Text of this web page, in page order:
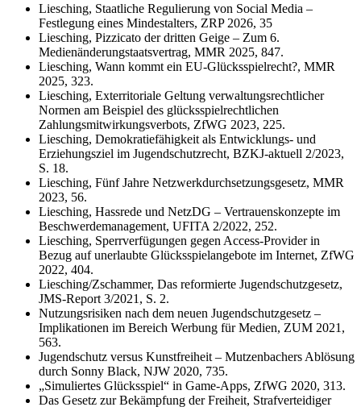
Liesching, Staatliche Regulierung von Social Media –
Festlegung eines Mindestalters, ZRP 2026, 35
Liesching, Pizzicato der dritten Geige – Zum 6.
Medienänderungstaatsvertrag, MMR 2025, 847.
Liesching, Wann kommt ein EU-Glücksspielrecht?, MMR
2025, 323.
Liesching, Exterritoriale Geltung verwaltungsrechtlicher
Normen am Beispiel des glücksspielrechtlichen
Zahlungsmitwirkungsverbots, ZfWG 2023, 225.
Liesching, Demokratiefähigkeit als Entwicklungs- und
Erziehungsziel im Jugendschutzrecht, BZKJ-aktuell 2/2023,
S. 18.
Liesching, Fünf Jahre Netzwerkdurchsetzungsgesetz, MMR
2023, 56.
Liesching, Hassrede und NetzDG – Vertrauenskonzepte im
Beschwerdemanagement, UFITA 2/2022, 252.
Liesching, Sperrverfügungen gegen Access-Provider in
Bezug auf unerlaubte Glücksspielangebote im Internet, ZfWG
2022, 404.
Liesching/Zschammer, Das reformierte Jugendschutzgesetz,
JMS-Report 3/2021, S. 2.
Nutzungsrisiken nach dem neuen Jugendschutzgesetz –
Implikationen im Bereich Werbung für Medien, ZUM 2021,
563.
Jugendschutz versus Kunstfreiheit – Mutzenbachers Ablösung
durch Sonny Black, NJW 2020, 735.
„Simuliertes Glücksspiel“ in Game-Apps, ZfWG 2020, 313.
Das Gesetz zur Bekämpfung der Freiheit, Strafverteidiger